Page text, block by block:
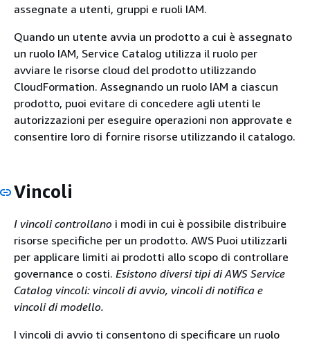
assegnate a utenti, gruppi e ruoli IAM.
Quando un utente avvia un prodotto a cui è assegnato
un ruolo IAM, Service Catalog utilizza il ruolo per
avviare le risorse cloud del prodotto utilizzando
CloudFormation. Assegnando un ruolo IAM a ciascun
prodotto, puoi evitare di concedere agli utenti le
autorizzazioni per eseguire operazioni non approvate e
consentire loro di fornire risorse utilizzando il catalogo.
Vincoli
I vincoli controllano i modi in cui è possibile distribuire
risorse specifiche per un prodotto. AWS Puoi utilizzarli
per applicare limiti ai prodotti allo scopo di controllare
governance o costi. Esistono diversi tipi di AWS Service
Catalog vincoli: vincoli diavvio, vincoli di notifica e
vincolidi modello.
I vincoli di avvio ti consentono di specificare un ruolo